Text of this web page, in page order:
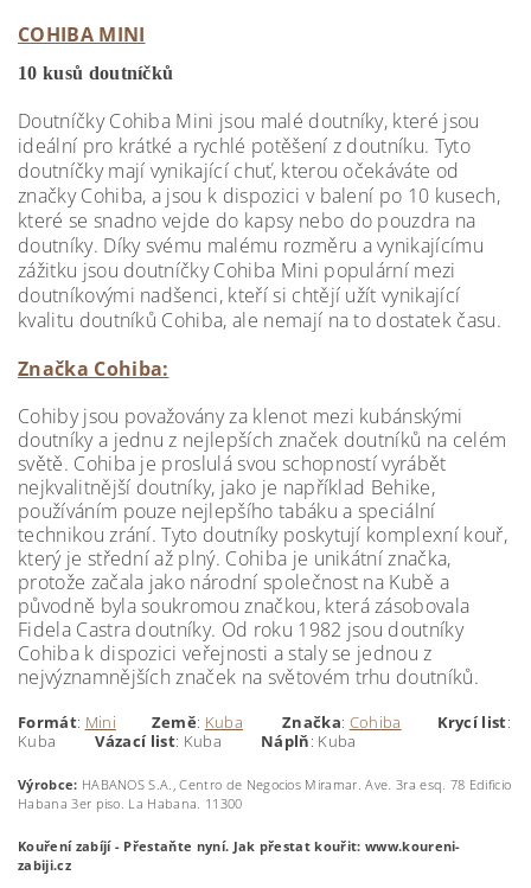
COHIBA MINI
10 kusů doutníčků
Doutníčky Cohiba Mini jsou malé doutníky, které jsou
ideální pro krátké a rychlé potěšení z doutníku. Tyto
doutníčky mají vynikající chuť, kterou očekáváte od
značky Cohiba, a jsou k dispozici v balení po 10 kusech,
které se snadno vejde do kapsy nebo do pouzdra na
doutníky. Díky svému malému rozměru a vynikajícímu
zážitku jsou doutníčky Cohiba Mini populární mezi
doutníkovými nadšenci, kteří si chtějí užít vynikající
kvalitu doutníků Cohiba, ale nemají na to dostatek času.
Značka Cohiba:
Cohiby jsou považovány za klenot mezi kubánskými
doutníky a jednu z nejlepších značek doutníků na celém
světě. Cohiba je proslulá svou schopností vyrábět
nejkvalitnější doutníky, jako je například Behike,
používáním pouze nejlepšího tabáku a speciální
technikou zrání. Tyto doutníky poskytují komplexní kouř,
který je střední až plný. Cohiba je unikátní značka,
protože začala jako národní společnost na Kubě a
původně byla soukromou značkou, která zásobovala
Fidela Castra doutníky. Od roku 1982 jsou doutníky
Cohiba k dispozici veřejnosti a staly se jednou z
nejvýznamnějších značek na světovém trhu doutníků.
Formát: Mini Země: Kuba Značka: Cohiba Krycí list:
KubaVázací list: Kuba Náplň: Kuba
Výrobce: HABANOS S.A., Centro de Negocios Miramar. Ave. 3ra esq. 78 Edificio
Habana 3er piso. La Habana. 11300
Kouření zabíjí - Přestaňte nyní. Jak přestat kouřit: www.koureni-
zabiji.cz